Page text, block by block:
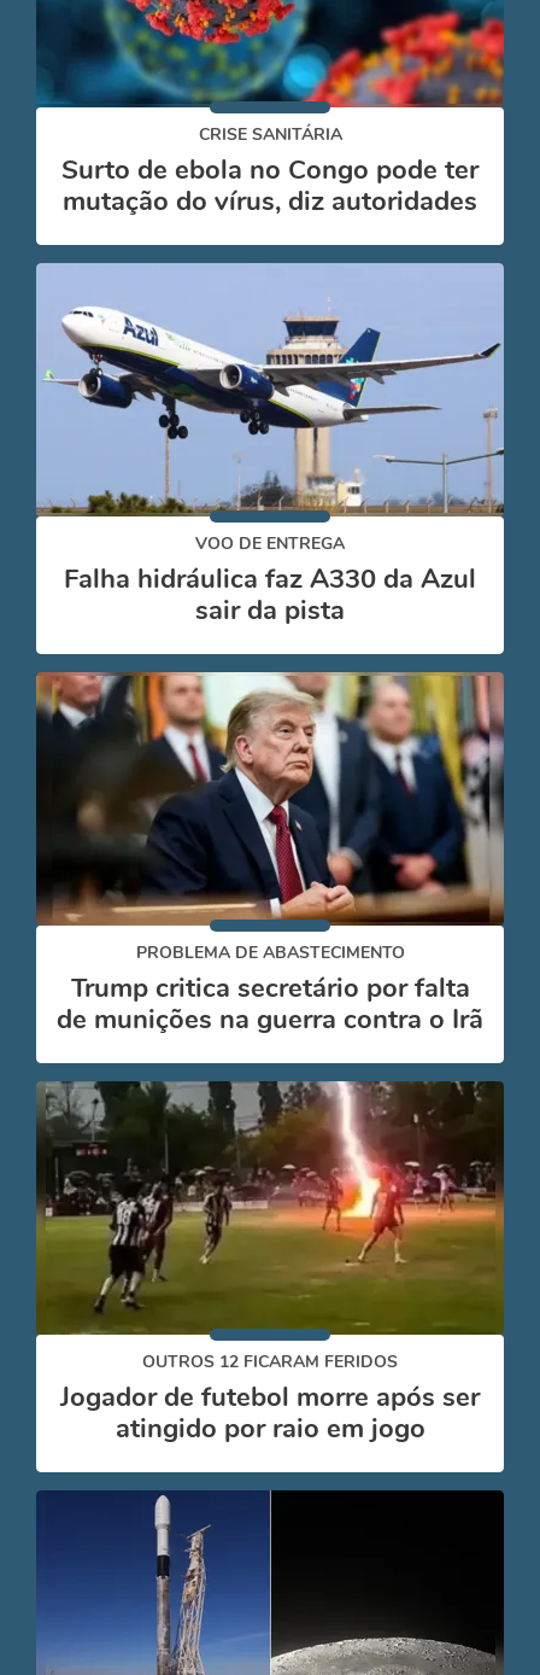
CRISE SANITÁRIA
Surto de ebola no Congo pode ter
mutação do vírus, diz autoridades
VOO DE ENTREGA
Falha hidráulica faz A330 da Azul
sair da pista
PROBLEMA DE ABASTECIMENTO
Trump critica secretário por falta
de munições na guerra contra o Irã
OUTROS 12 FICARAM FERIDOS
Jogador de futebol morre após ser
atingido por raio em jogo